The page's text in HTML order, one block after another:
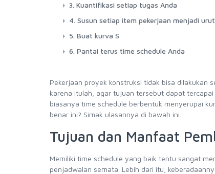
3. Kuantifikasi setiap tugas Anda
4. Susun setiap item pekerjaan menjadi
5. Buat kurva S
6. Pantai terus time schedule Anda
Pekerjaan proyek konstruksi tidak bisa dilakukan
karena itulah, agar tujuan tersebut dapat
biasanya time schedule berbentuk menyerupai
benar ini? Simak ulasannya di bawah ini.
Tujuan dan Manfaat
Memiliki time schedule yang baik tentu sangat
penjadwalan semata. Lebih dari itu,